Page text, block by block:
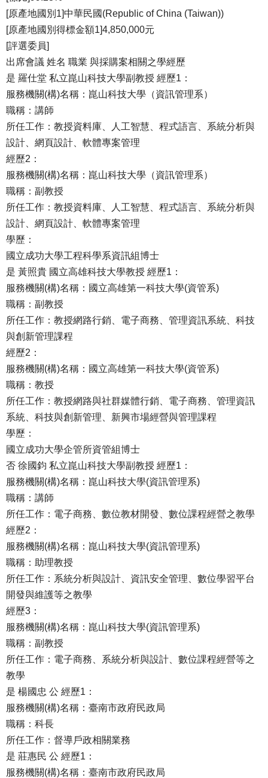
[原產地國別1]中華民國(Republic of China (Taiwan))
[原產地國別得標金額1]4,850,000元
[評選委員]
出席會議 姓名 職業 與採購案相關之學經歷
是 羅仕堂 私立崑山科技大學副教授 經歷1：
服務機關(構)名稱：崑山科技大學（資訊管理系）
職稱：講師
所任工作：教授資料庫、人工智慧、程式語言、系統分析與
設計、網頁設計、軟體專案管理
經歷2：
服務機關(構)名稱：崑山科技大學（資訊管理系）
職稱：副教授
所任工作：教授資料庫、人工智慧、程式語言、系統分析與
設計、網頁設計、軟體專案管理
學歷：
國立成功大學工程科學系資訊組博士
是 黃照貴 國立高雄科技大學教授 經歷1：
服務機關(構)名稱：國立高雄第一科技大學(資管系)
職稱：副教授
所任工作：教授網路行銷、電子商務、管理資訊系統、科技
與創新管理課程
經歷2：
服務機關(構)名稱：國立高雄第一科技大學(資管系)
職稱：教授
所任工作：教授網路與社群媒體行銷、電子商務、管理資訊
系統、科技與創新管理、新興市場經營與管理課程
學歷：
國立成功大學企管所資管組博士
否 徐國鈞 私立崑山科技大學副教授 經歷1：
服務機關(構)名稱：崑山科技大學(資訊管理系)
職稱：講師
所任工作：電子商務、數位教材開發、數位課程經營之教學
經歷2：
服務機關(構)名稱：崑山科技大學(資訊管理系)
職稱：助理教授
所任工作：系統分析與設計、資訊安全管理、數位學習平台
開發與維護等之教學
經歷3：
服務機關(構)名稱：崑山科技大學(資訊管理系)
職稱：副教授
所任工作：電子商務、系統分析與設計、數位課程經營等之
教學
是 楊國忠 公 經歷1：
服務機關(構)名稱：臺南市政府民政局
職稱：科長
所任工作：督導戶政相關業務
是 莊惠民 公 經歷1：
服務機關(構)名稱：臺南市政府民政局